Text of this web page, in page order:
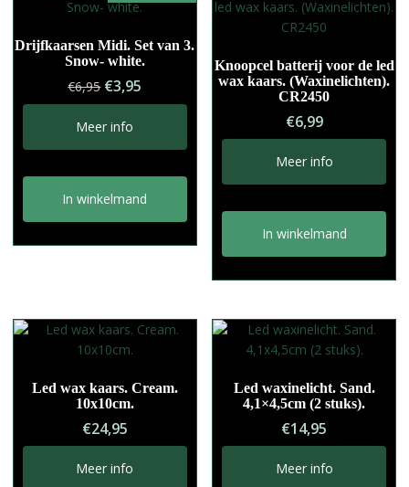
Drijfkaarsen Midi. Set van 3.
Snow- white.
€6,95 Oorspronkelijke
prijs
was:
€6,95.
€3,95
prijs
€3,95.
Meer info
In winkelmand
Knoopcel batterij voor de led
wax kaars. (Waxinelichten).
CR2450
€6,99
Meer info
In winkelmand
Led wax kaars. Cream.
10x10cm.
€24,95
Meer info
Led waxinelicht. Sand.
4,1×4,5cm (2 stuks).
€14,95
Meer info